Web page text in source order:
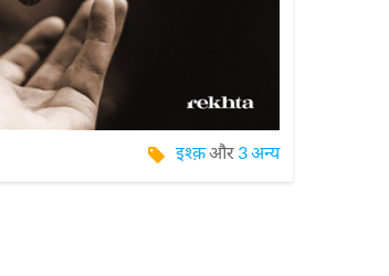
इश्क़और 3 अन्य